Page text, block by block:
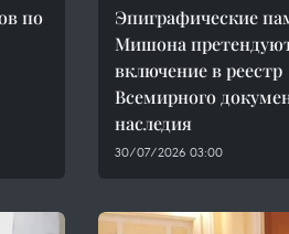
по
Эпиграфические
Мишона
включение в реестр
Всемирного
наследия
30/07/2026 03:00